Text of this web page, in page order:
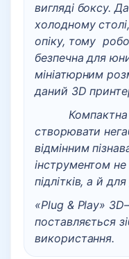
вигляді боксу.
холодному
опіку, тому
безпечна для
мініатюрним
даний 3D
Компактна
створювати
відмінним
інструментом не
підлітків, а й
«Plug & Play»
поставляється
використання.